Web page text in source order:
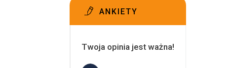
ANKIETY
Twoja opinia jest ważna!